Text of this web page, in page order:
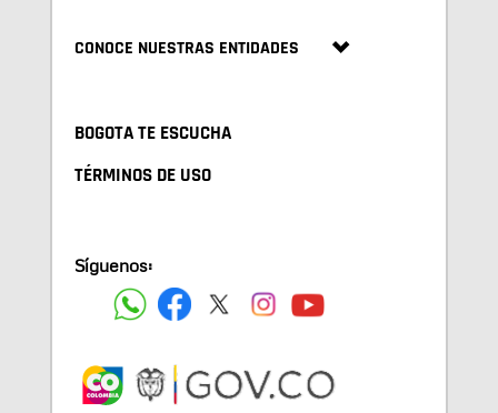
CONOCE NUESTRAS ENTIDADES
BOGOTA TE ESCUCHA
TÉRMINOS DE USO
Síguenos: